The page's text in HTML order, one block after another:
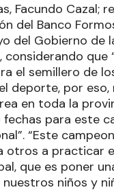
Facundo Cazal;
del Banco
del Gobierno
el semillero de
deporte, por
en toda la
para este
“Este
otros a practicar
que es poner
niños y